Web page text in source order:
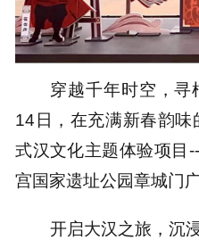
穿越千年时空，寻
14日，在充满新春韵
式汉文化主题体验项目
宫国家遗址公园章城门
开启大汉之旅，沉